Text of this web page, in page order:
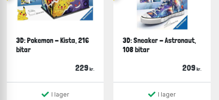
3D: Pokemon - Kista, 216
bitar
229 kr.
I lager
3D: Sneaker - Astronaut,
108 bitar
209 kr.
I lager